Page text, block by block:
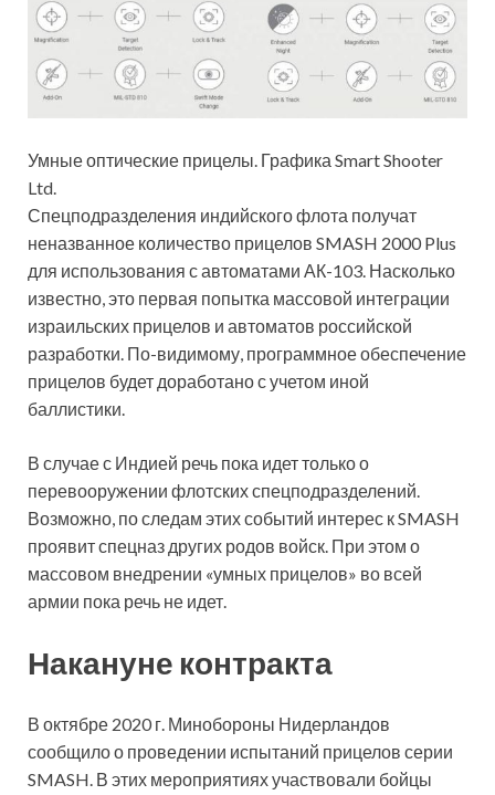
Умные оптические прицелы. Графика Smart Shooter
Ltd.
Спецподразделения индийского флота получат
неназванное количество прицелов SMASH 2000 Plus
для использования с автоматами АК-103. Насколько
известно, это первая попытка массовой интеграции
израильских прицелов и автоматов российской
разработки. По-видимому, программное обеспечение
прицелов будет доработано с учетом иной
баллистики.
В случае с Индией речь пока идет только о
перевооружении флотских спецподразделений.
Возможно, по следам этих событий интерес к SMASH
проявит спецназ других родов войск. При этом о
массовом внедрении «умных прицелов» во всей
армии пока речь не идет.
Накануне контракта
В октябре 2020 г. Минобороны Нидерландов
сообщило о проведении испытаний прицелов серии
SMASH. В этих мероприятиях участвовали бойцы